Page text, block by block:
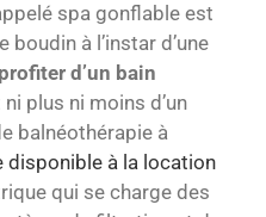
spa gonflable est
à l’instar d’une
profiter d’un bain
ni plus ni moins d’un
balnéothérapie à
disponible à la location
qui se charge des